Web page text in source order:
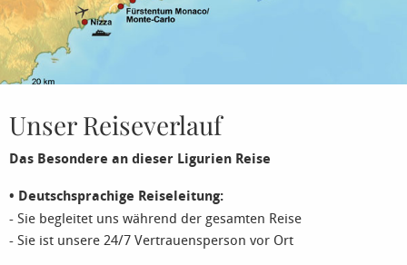
Unser Reiseverlauf
Das Besondere an dieser Ligurien Reise
• Deutschsprachige Reiseleitung:
- Sie begleitet uns während der gesamten Reise
- Sie ist unsere 24/7 Vertrauensperson vor Ort